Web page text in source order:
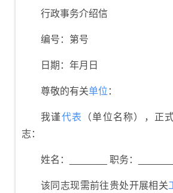
行政事务介绍信
编号：第号
日期：年月日
尊敬的有关单位 ：
我谨代表
（单位名称），正
志：
姓名：_______ 职务：_______
该同志现需前往贵处开展相关